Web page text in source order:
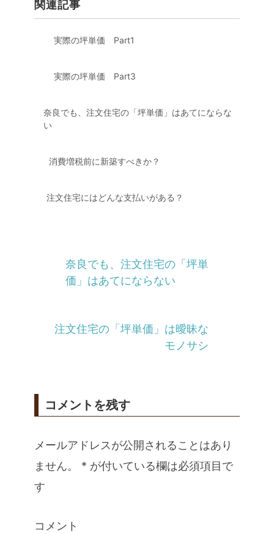
関連記事
実際の坪単価 Part1
実際の坪単価 Part3
奈良でも、注文住宅の「坪単価」はあてにならな
い
消費増税前に新築すべきか？
注文住宅にはどんな支払いがある？
奈良でも、注文住宅の「坪単
価」はあてにならない
注文住宅の「坪単価」は曖昧な
モノサシ
コメントを残す
メールアドレスが公開されることはあり
ません。
* が付いている欄は必須項目で
す
コメント